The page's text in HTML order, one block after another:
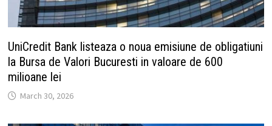
UniCredit Bank listeaza o noua emisiune de obligatiuni
la Bursa de Valori Bucuresti in valoare de 600
milioane lei
March 30, 2026